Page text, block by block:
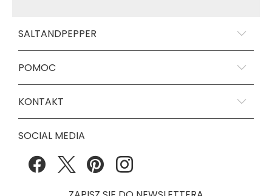
SALTANDPEPPER
POMOC
KONTAKT
SOCIAL MEDIA